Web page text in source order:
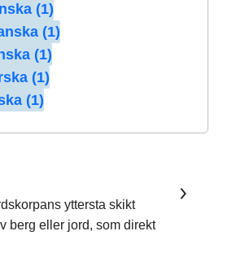
(1)
(1)
(1)
(1)
(1)
yttersta skikt
berg eller jord, som direkt